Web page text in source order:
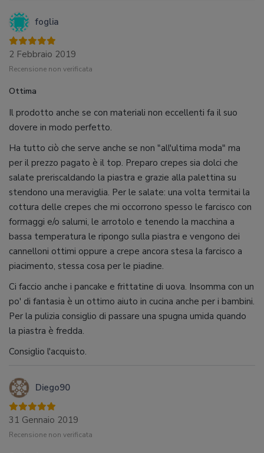
foglia
2 Febbraio 2019
Recensione non verificata
Ottima
Il prodotto anche se con materiali non eccellenti fa il suo
dovere in modo perfetto.
Ha tutto ciò che serve anche se non "all'ultima moda" ma
per il prezzo pagato è il top. Preparo crepes sia dolci che
salate preriscaldando la piastra e grazie alla palettina su
stendono una meraviglia. Per le salate: una volta termitai la
cottura delle crepes che mi occorrono spesso le farcisco con
formaggi e/o salumi, le arrotolo e tenendo la macchina a
bassa temperatura le ripongo sulla piastra e vengono dei
cannelloni ottimi oppure a crepe ancora stesa la farcisco a
piacimento, stessa cosa per le piadine.
Ci faccio anche i pancake e frittatine di uova. Insomma con un
po' di fantasia è un ottimo aiuto in cucina anche per i bambini.
Per la pulizia consiglio di passare una spugna umida quando
la piastra è fredda.
Consiglio l'acquisto.
Diego90
31 Gennaio 2019
Recensione non verificata